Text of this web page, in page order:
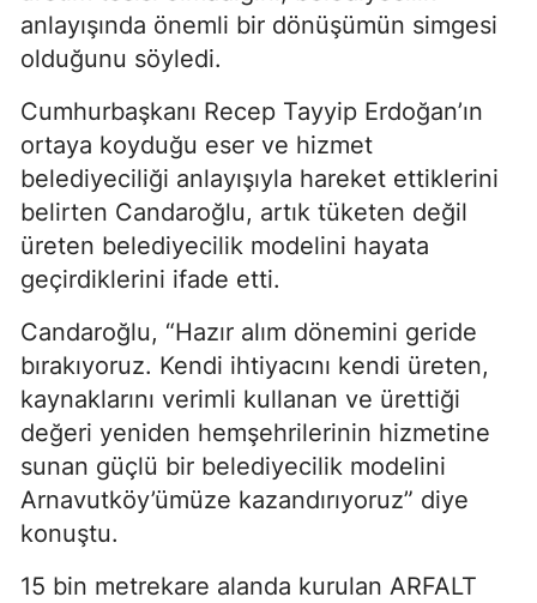
anlayışında önemli bir dönüşümün simgesi
olduğunu söyledi.
Cumhurbaşkanı Recep Tayyip Erdoğan’ın
ortaya koyduğu eser ve hizmet
belediyeciliği anlayışıyla hareket ettiklerini
belirten Candaroğlu, artık tüketen değil
üreten belediyecilik modelini hayata
geçirdiklerini ifade etti.
Candaroğlu, “Hazır alım dönemini geride
bırakıyoruz. Kendi ihtiyacını kendi üreten,
kaynaklarını verimli kullanan ve ürettiği
değeri yeniden hemşehrilerinin hizmetine
sunan güçlü bir belediyecilik modelini
Arnavutköy’ümüze kazandırıyoruz” diye
konuştu.
15 bin metrekare alanda kurulan ARFALT